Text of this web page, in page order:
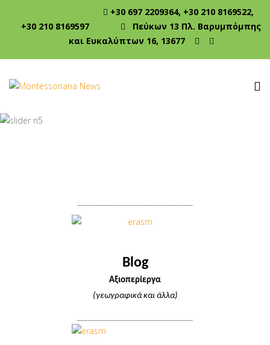
+30 697 2209364, +30 210 8169522,
+30 210 8169597
Πεύκων 13 Πλ. Βαρυμπόμπης
και Ευκαλύπτων 16, 13677
Blog
Αξιοπερίεργα
(γεωγραφικά και άλλα)